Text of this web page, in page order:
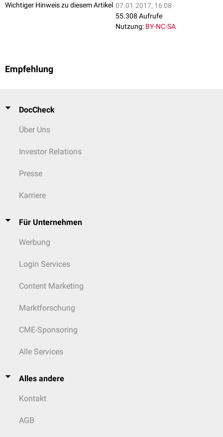
Wichtiger Hinweis zu diesem Artikel 07.01.2017, 16:08
55.308 Aufrufe
Nutzung: BY-NC-SA
Empfehlung
DocCheck
Über Uns
Investor Relations
Presse
Karriere
Für Unternehmen
Werbung
Login Services
Content Marketing
Marktforschung
CME-Sponsoring
Alle Services
Alles andere
Kontakt
AGB